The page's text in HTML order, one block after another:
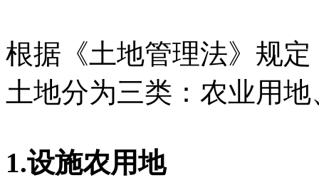
根据《土地管理法》规
土地分为三类：农业用
1.设施农用地